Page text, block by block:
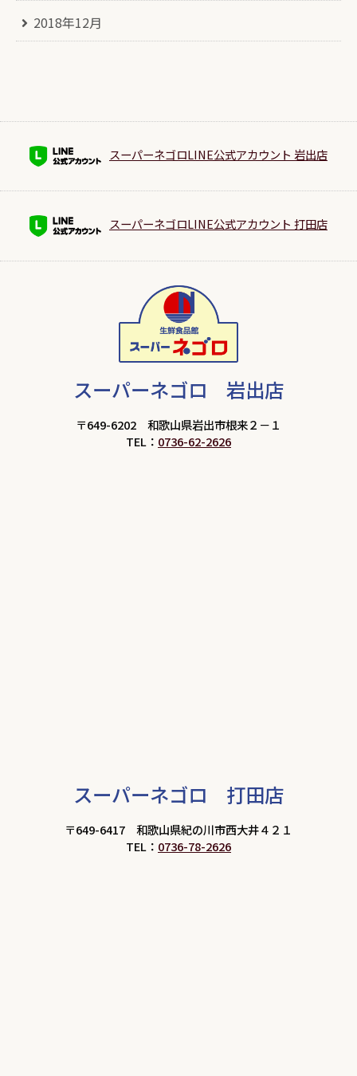
2018年12月
スーパーネゴロLINE公式アカウント 岩出店
スーパーネゴロLINE公式アカウント 打田店
スーパーネゴロ 岩出店
〒649-6202 和歌山県岩出市根来２－１
TEL： 0736-62-2626
スーパーネゴロ 打田店
〒649-6417 和歌山県紀の川市西大井４２１
TEL： 0736-78-2626